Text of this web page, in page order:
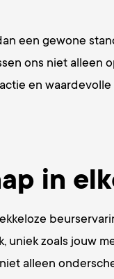
een gewone
ons niet alleen
en waardevolle
in
uniek zoals jouw
alleen